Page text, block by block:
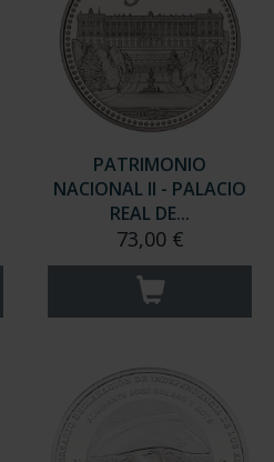
PATRIMONIO
NACIONAL II - PALACIO
REAL DE...
73,00 €